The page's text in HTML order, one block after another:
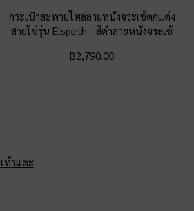
กระเป๋าสะพายไหล่ลายหนังจระเข้ตกแต่ง
สายโซ่รุ่น Elspeth-สีดำลายหนังจระเข้
฿2,790.00
ท้าแตะ